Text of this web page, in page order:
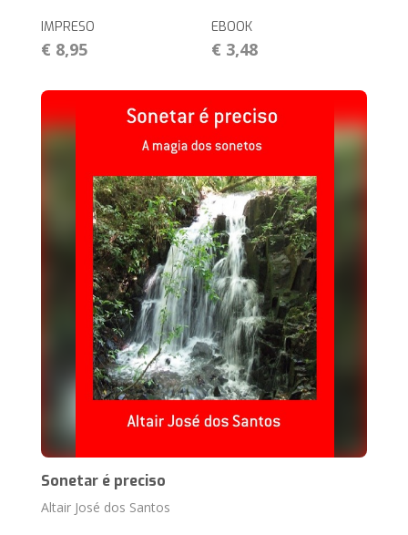
IMPRESO
€ 8,95
EBOOK
€ 3,48
Sonetar é preciso
Altair José dos Santos